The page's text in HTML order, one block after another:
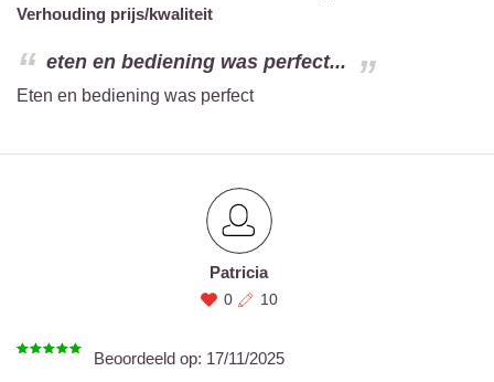
Verhouding prijs/kwaliteit
eten en bediening was perfect...
Eten en bediening was perfect
Patricia
0 10
Beoordeeld op: 17/11/2025